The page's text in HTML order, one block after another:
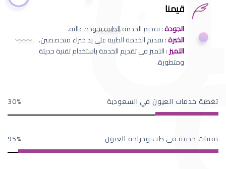
قيمنا
الجودة: تقديم الخدمة الطبية بجودة عالية.
الخبرة: تقديم الخدمة الطبية على يد خبراء متخصصين.
التميز: التميز في تقديم الخدمة باستخدام تقنية حديثة
ومتطورة.
تغطية خدمات العيون في السعودية 30
تقنيات حديثة في طب وجراحة العيون 95